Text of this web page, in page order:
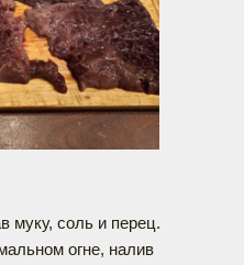
муку, соль и перец.
огне, налив